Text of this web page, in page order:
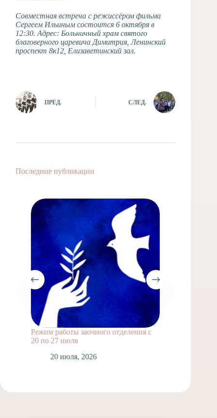
Совместная встреча с режиссёром фильма
Сергеем Ильиным состоится 6 октября в
12:30. Адрес: Больничный храм святого
благоверного царевича Димитрия, Ленинский
проспект 8к12, Елизаветинский зал.
ПРЕД. СЛЕД.
Последние публикации
Режим работы заочного отделения с
20 по 27 июля
20 июля, 2026